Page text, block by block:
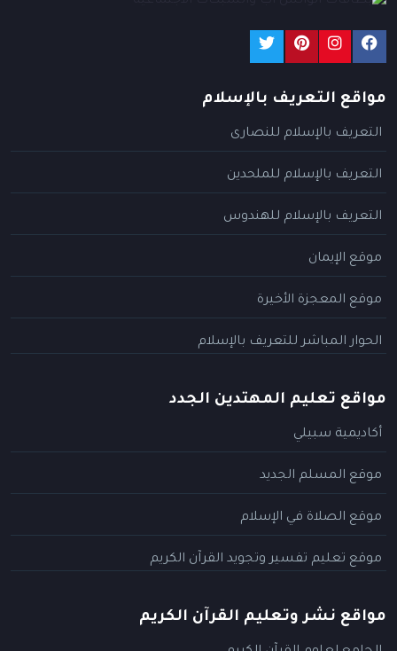
مواقع التعريف بالإسلام
التعريف بالإسلام للنصارى
التعريف بالإسلام للملحدين
التعريف بالإسلام للهندوس
موقع الإيمان
موقع المعجزة الأخيرة
الحوار المباشر للتعريف بالإسلام
مواقع تعليم المهتدين الجدد
أكاديمية سبيلي
موقع المسلم الجديد
موقع الصلاة في الإسلام
موقع تعليم تفسير وتجويد القرآن الكريم
مواقع نشر وتعليم القرآن الكريم